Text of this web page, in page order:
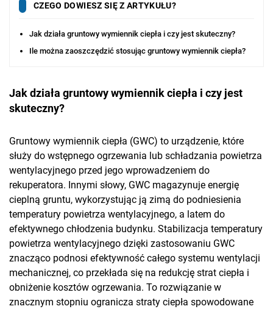
CZEGO DOWIESZ SIĘ Z ARTYKUŁU?
Jak działa gruntowy wymiennik ciepła i czy jest skuteczny?
Ile można zaoszczędzić stosując gruntowy wymiennik ciepła?
Jak działa gruntowy wymiennik ciepła i czy jest
skuteczny?
Gruntowy wymiennik ciepła (GWC) to urządzenie, które
służy do wstępnego ogrzewania lub schładzania powietrza
wentylacyjnego przed jego wprowadzeniem do
rekuperatora. Innymi słowy, GWC magazynuje energię
cieplną gruntu, wykorzystując ją zimą do podniesienia
temperatury powietrza wentylacyjnego, a latem do
efektywnego chłodzenia budynku. Stabilizacja temperatury
powietrza wentylacyjnego dzięki zastosowaniu GWC
znacząco podnosi efektywność całego systemu wentylacji
mechanicznej, co przekłada się na redukcję strat ciepła i
obniżenie kosztów ogrzewania. To rozwiązanie w
znacznym stopniu ogranicza straty ciepła spowodowane